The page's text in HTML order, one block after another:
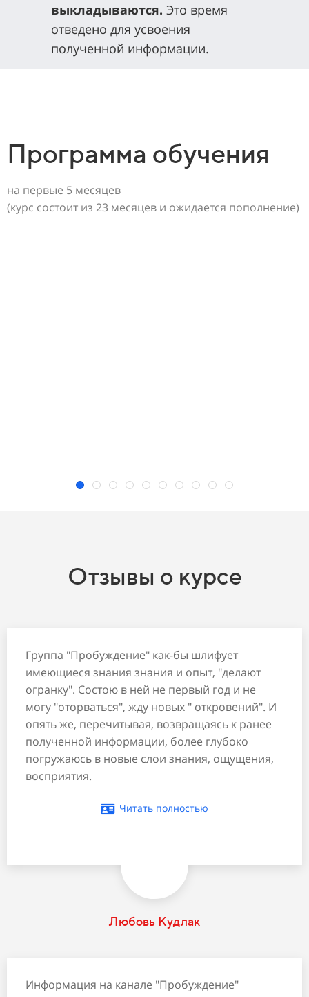
выкладываются. Это время
отведено для усвоения
полученной информации.
Программа обучения
на первые 5 месяцев
(курс состоит из 23 месяцев и ожидается пополнение)
Отзывы о курсе
Группа "Пробуждение" как-бы шлифует
имеющиеся знания знания и опыт, "делают
огранку". Состою в ней не первый год и не
могу "оторваться", жду новых " откровений". И
опять же, перечитывая, возвращаясь к ранее
полученной информации, более глубоко
погружаюсь в новые слои знания, ощущения,
восприятия.
Читать полностью
Любовь Кудлак
Информация на канале "Пробуждение"